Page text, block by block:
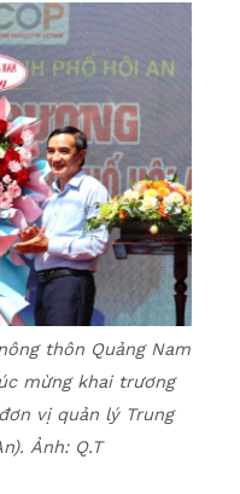
thôn Quảng Nam
mừng khai trương
vị quản lý Trung
Ảnh: Q.T